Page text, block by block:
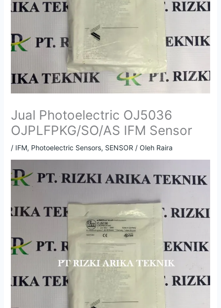
Jual Photoelectric OJ5036
OJPLFPKG/SO/AS IFM Sensor
/ IFM, Photoelectric Sensors, SENSOR/ Oleh Raira